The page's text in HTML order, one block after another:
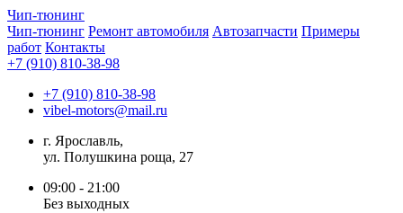
Чип-тюнинг
Чип-тюнинг Ремонт автомобиля Автозапчасти Примеры
работ Контакты
+7 (910) 810-38-98
+7 (910) 810-38-98
vibel-motors@mail.ru
г. Ярославль,
ул. Полушкина роща, 27
09:00 - 21:00
Без выходных